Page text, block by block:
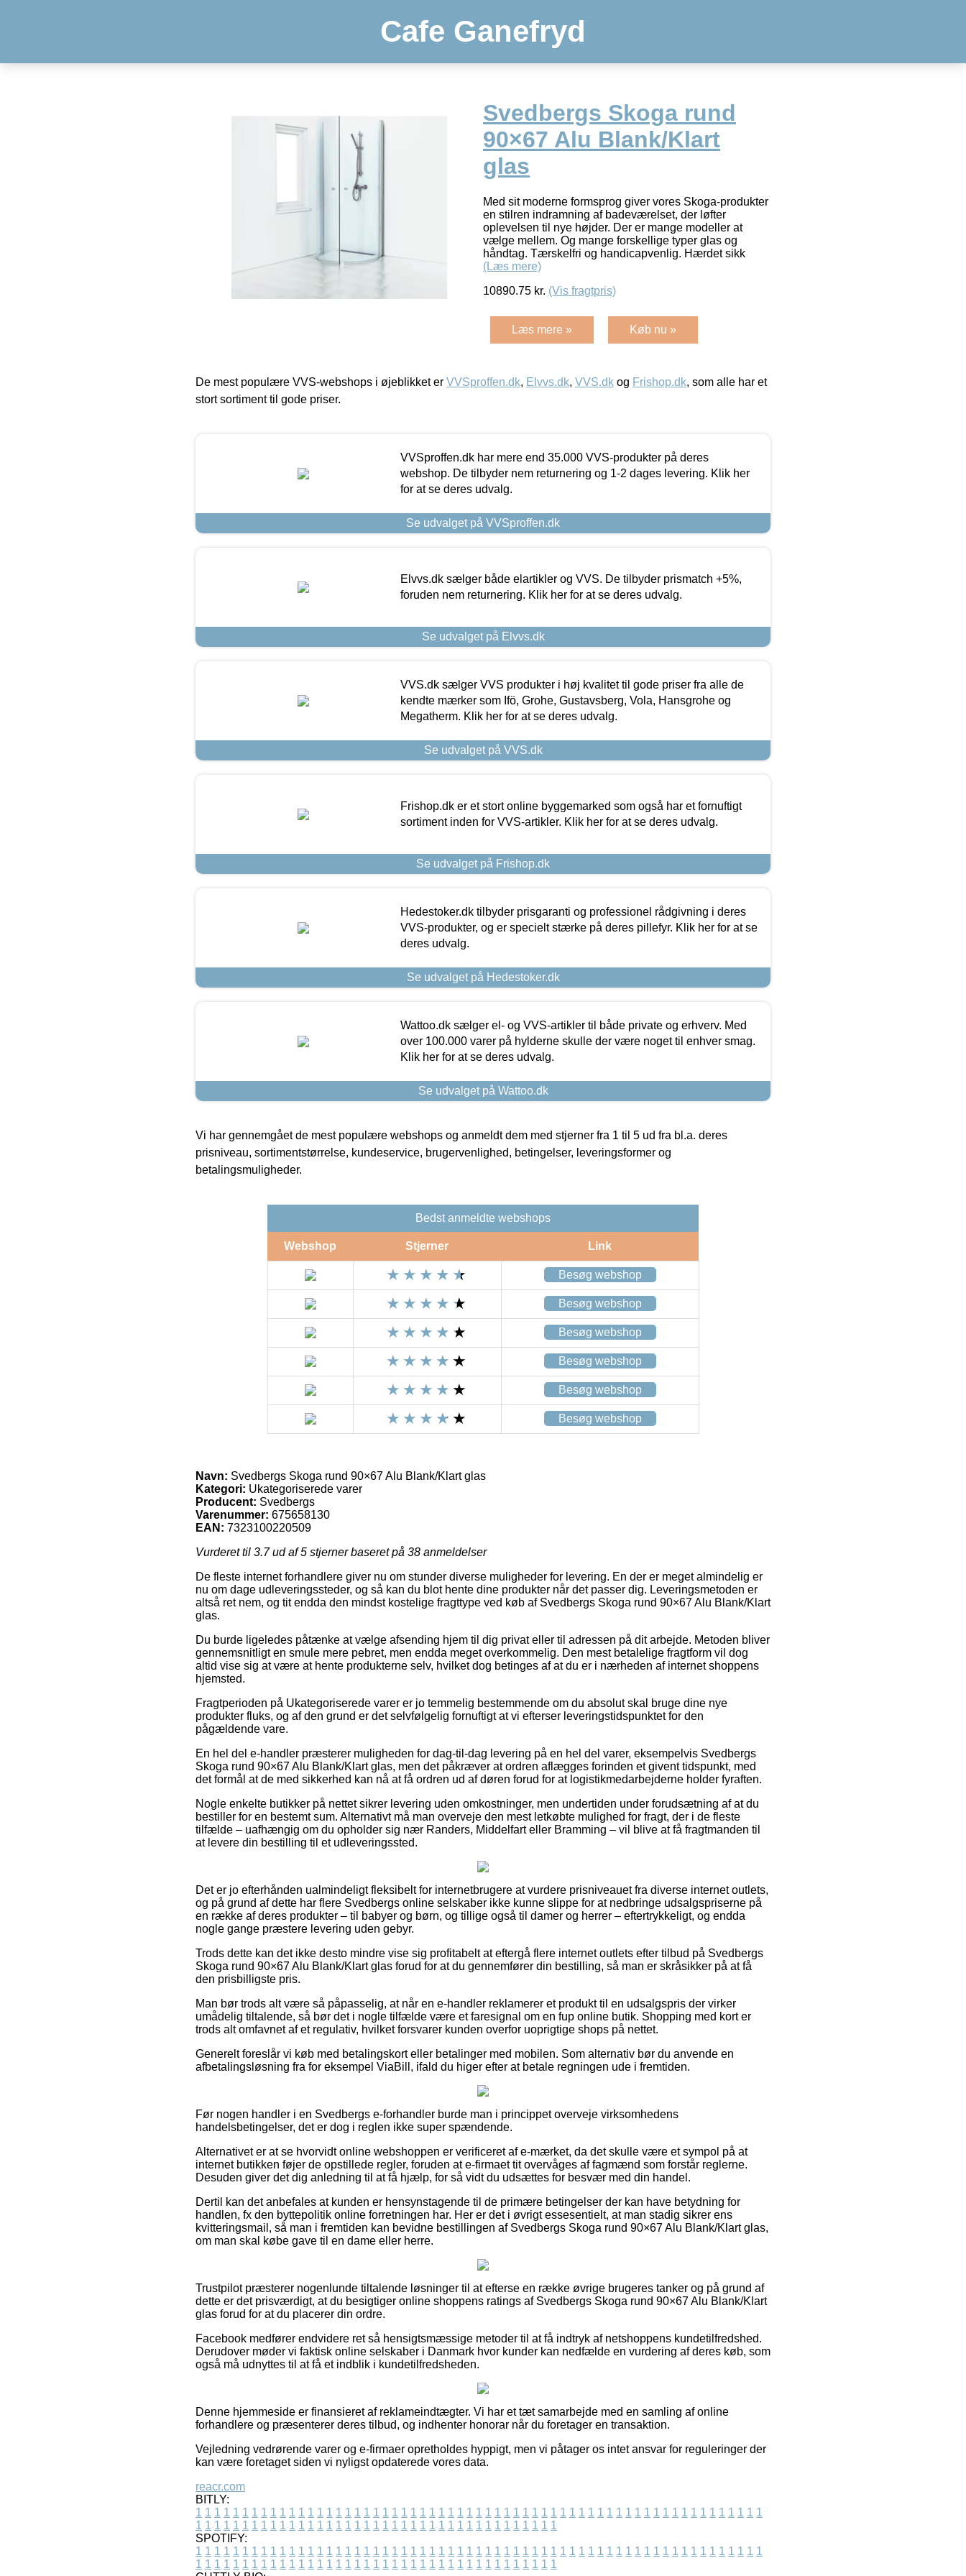
Cafe Ganefryd
Svedbergs Skoga rund
90×67 Alu Blank/Klart
glas
Med sit moderne formsprog giver vores Skoga-produkter
en stilren indramning af badeværelset, der løfter
oplevelsen til nye højder. Der er mange modeller at
vælge mellem. Og mange forskellige typer glas og
håndtag. Tærskelfri og handicapvenlig. Hærdet sikk
(Læs mere)
10890.75 kr. (Vis fragtpris)
Læs mere » Køb nu »
De mest populære VVS-webshops i øjeblikket er VVSproffen.dk, Elvvs.dk, VVS.dk og Frishop.dk, som alle har et
stort sortiment til gode priser.
VVSproffen.dk har mere end 35.000 VVS-produkter på deres
webshop. De tilbyder nem returnering og 1-2 dages levering. Klik her
for at se deres udvalg.
Se udvalget på VVSproffen.dk
Elvvs.dk sælger både elartikler og VVS. De tilbyder prismatch +5%,
foruden nem returnering. Klik her for at se deres udvalg.
Se udvalget på Elvvs.dk
VVS.dk sælger VVS produkter i høj kvalitet til gode priser fra alle de
kendte mærker som Ifö, Grohe, Gustavsberg, Vola, Hansgrohe og
Megatherm. Klik her for at se deres udvalg.
Se udvalget på VVS.dk
Frishop.dk er et stort online byggemarked som også har et fornuftigt
sortiment inden for VVS-artikler. Klik her for at se deres udvalg.
Se udvalget på Frishop.dk
Hedestoker.dk tilbyder prisgaranti og professionel rådgivning i deres
VVS-produkter, og er specielt stærke på deres pillefyr. Klik her for at se
deres udvalg.
Se udvalget på Hedestoker.dk
Wattoo.dk sælger el- og VVS-artikler til både private og erhverv. Med
over 100.000 varer på hylderne skulle der være noget til enhver smag.
Klik her for at se deres udvalg.
Se udvalget på Wattoo.dk
Vi har gennemgået de mest populære webshops og anmeldt dem med stjerner fra 1 til 5 ud fra bl.a. deres
prisniveau, sortimentstørrelse, kundeservice, brugervenlighed, betingelser, leveringsformer og
betalingsmuligheder.
Bedst anmeldte webshops
Webshop Stjerner Link
Besøg webshop
Besøg webshop
Besøg webshop
Besøg webshop
Besøg webshop
Besøg webshop
Navn: Svedbergs Skoga rund 90×67 Alu Blank/Klart glas
Kategori: Ukategoriserede varer
Producent: Svedbergs
Varenummer: 675658130
EAN: 7323100220509
Vurderet til 3.7ud af 5 stjerner baseret på 38 anmeldelser
De fleste internet forhandlere giver nu om stunder diverse muligheder for levering. En der er meget almindelig er
nu om dage udleveringssteder, og så kan du blot hente dine produkter når det passer dig. Leveringsmetoden er
altså ret nem, og tit endda den mindst kostelige fragttype ved køb af Svedbergs Skoga rund 90×67 Alu Blank/Klart
glas.
Du burde ligeledes påtænke at vælge afsending hjem til dig privat eller til adressen på dit arbejde. Metoden bliver
gennemsnitligt en smule mere pebret, men endda meget overkommelig. Den mest betalelige fragtform vil dog
altid vise sig at være at hente produkterne selv, hvilket dog betinges af at du er i nærheden af internet shoppens
hjemsted.
Fragtperioden på Ukategoriserede varer er jo temmelig bestemmende om du absolut skal bruge dine nye
produkter fluks, og af den grund er det selvfølgelig fornuftigt at vi efterser leveringstidspunktet for den
pågældende vare.
En hel del e-handler præsterer muligheden for dag-til-dag levering på en hel del varer, eksempelvis Svedbergs
Skoga rund 90×67 Alu Blank/Klart glas, men det påkræver at ordren aflægges forinden et givent tidspunkt, med
det formål at de med sikkerhed kan nå at få ordren ud af døren forud for at logistikmedarbejderne holder fyraften.
Nogle enkelte butikker på nettet sikrer levering uden omkostninger, men undertiden under forudsætning af at du
bestiller for en bestemt sum. Alternativt må man overveje den mest letkøbte mulighed for fragt, der i de fleste
tilfælde – uafhængig om du opholder sig nær Randers, Middelfart eller Bramming – vil blive at få fragtmanden til
at levere din bestilling til et udleveringssted.
Det er jo efterhånden ualmindeligt fleksibelt for internetbrugere at vurdere prisniveauet fra diverse internet outlets,
og på grund af dette har flere Svedbergs online selskaber ikke kunne slippe for at nedbringe udsalgspriserne på
en række af deres produkter – til babyer og børn, og tillige også til damer og herrer – eftertrykkeligt, og endda
nogle gange præstere levering uden gebyr.
Trods dette kan det ikke desto mindre vise sig profitabelt at eftergå flere internet outlets efter tilbud på Svedbergs
Skoga rund 90×67 Alu Blank/Klart glas forud for at du gennemfører din bestilling, så man er skråsikker på at få
den prisbilligste pris.
Man bør trods alt være så påpasselig, at når en e-handler reklamerer et produkt til en udsalgspris der virker
umådelig tiltalende, så bør det i nogle tilfælde være et faresignal om en fup online butik. Shopping med kort er
trods alt omfavnet af et regulativ, hvilket forsvarer kunden overfor uoprigtige shops på nettet.
Generelt foreslår vi køb med betalingskort eller betalinger med mobilen. Som alternativ bør du anvende en
afbetalingsløsning fra for eksempel ViaBill, ifald du higer efter at betale regningen ude i fremtiden.
Før nogen handler i en Svedbergs e-forhandler burde man i princippet overveje virksomhedens
handelsbetingelser, det er dog i reglen ikke super spændende.
Alternativet er at se hvorvidt online webshoppen er verificeret af e-mærket, da det skulle være et sympol på at
internet butikken føjer de opstillede regler, foruden at e-firmaet tit overvåges af fagmænd som forstår reglerne.
Desuden giver det dig anledning til at få hjælp, for så vidt du udsættes for besvær med din handel.
Dertil kan det anbefales at kunden er hensynstagende til de primære betingelser der kan have betydning for
handlen, fx den byttepolitik online forretningen har. Her er det i øvrigt essesentielt, at man stadig sikrer ens
kvitteringsmail, så man i fremtiden kan bevidne bestillingen af Svedbergs Skoga rund 90×67 Alu Blank/Klart glas,
om man skal købe gave til en dame eller herre.
Trustpilot præsterer nogenlunde tiltalende løsninger til at efterse en række øvrige brugeres tanker og på grund af
dette er det prisværdigt, at du besigtiger online shoppens ratings af Svedbergs Skoga rund 90×67 Alu Blank/Klart
glas forud for at du placerer din ordre.
Facebook medfører endvidere ret så hensigtsmæssige metoder til at få indtryk af netshoppens kundetilfredshed.
Derudover møder vi faktisk online selskaber i Danmark hvor kunder kan nedfælde en vurdering af deres køb, som
også må udnyttes til at få et indblik i kundetilfredsheden.
Denne hjemmeside er finansieret af reklameindtægter. Vi har et tæt samarbejde med en samling af online
forhandlere og præsenterer deres tilbud, og indhenter honorar når du foretager en transaktion.
Vejledning vedrørende varer og e-firmaer opretholdes hyppigt, men vi påtager os intet ansvar for reguleringer der
kan være foretaget siden vi nyligst opdaterede vores data.
reacr.com
BITLY:
1 1 1 1 1 1 1 1 1 1 1 1 1 1 1 1 1 1 1 1 1 1 1 1 1 1 1 1 1 1 1 1 1 1 1 1 1 1 1 1 1 1 1 1 1 1 1 1 1 1 1 1 1 1 1 1 1 1 1 1 1
1 1 1 1 1 1 1 1 1 1 1 1 1 1 1 1 1 1 1 1 1 1 1 1 1 1 1 1 1 1 1 1 1 1 1 1 1 1 1
SPOTIFY:
1 1 1 1 1 1 1 1 1 1 1 1 1 1 1 1 1 1 1 1 1 1 1 1 1 1 1 1 1 1 1 1 1 1 1 1 1 1 1 1 1 1 1 1 1 1 1 1 1 1 1 1 1 1 1 1 1 1 1 1 1
1 1 1 1 1 1 1 1 1 1 1 1 1 1 1 1 1 1 1 1 1 1 1 1 1 1 1 1 1 1 1 1 1 1 1 1 1 1 1